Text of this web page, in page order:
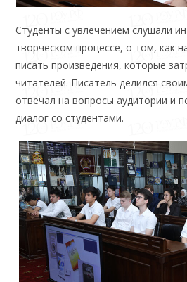
Студенты с увлечением слушали
творческом процессе, о том, как
писать произведения, которые
читателей. Писатель делился
отвечал на вопросы аудитории и
диалог со студентами.